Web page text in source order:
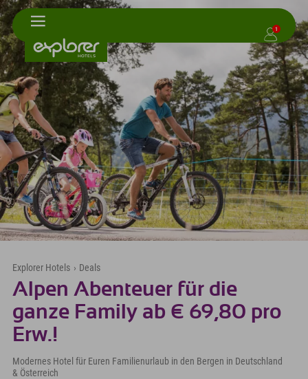
1
Explorer Hotels › Deals
Alpen Abenteuer für die
ganze Family ab € 69,80 pro
Erw.!
Modernes Hotel für Euren Familienurlaub in den Bergen in Deutschland
& Österreich